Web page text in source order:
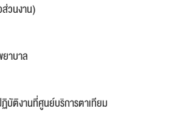
วนงาน)
าบาล
บัติงานที่ศูนย์บริการตาเทียม